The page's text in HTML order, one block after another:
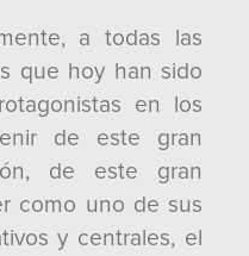
a todas las
que hoy han sido
en los
de este gran
de este gran
como uno de sus
y centrales, el